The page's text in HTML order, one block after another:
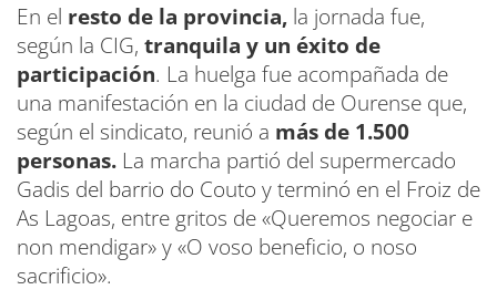
En el resto de la provincia, la jornada fue,
según la CIG, tranquila y un éxito de
participación. La huelga fue acompañada de
una manifestación en la ciudad de Ourense que,
según el sindicato, reunió a más de 1.500
personas. La marcha partió del supermercado
Gadis del barrio do Couto y terminó en el Froiz de
As Lagoas, entre gritos de «Queremos negociar e
non mendigar» y «O voso beneficio, o noso
sacrificio».